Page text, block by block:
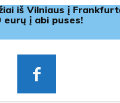
iš Vilniaus į
eurų į abi puses!